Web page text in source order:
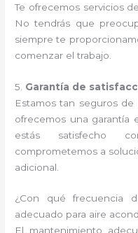
Te ofrecemos servicios
No tendrás que
siempre te
comenzar el trabajo.
5. Garantía de
Estamos tan seguros
ofrecemos una garantía
estás satisfecho
comprometemos a
adicional.
¿Con qué frecuencia
adecuado para aire
El mantenimiento